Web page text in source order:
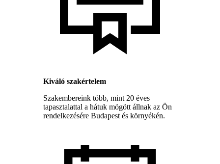
Kiváló szakértelem
Szakembereink több, mint 20 éves
tapasztalattal a hátuk mögött állnak az Ön
rendelkezésére Budapest és környékén.